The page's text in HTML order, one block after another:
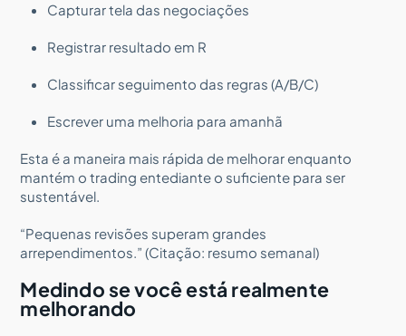
Capturar tela das negociações
Registrar resultado em R
Classificar seguimento das regras (A/B/C)
Escrever uma melhoria para amanhã
Esta é a maneira mais rápida de melhorar enquanto
mantém o trading entediante o suficiente para ser
sustentável.
“Pequenas revisões superam grandes
arrependimentos.” (Citação: resumo semanal)
Medindo se você está realmente
melhorando